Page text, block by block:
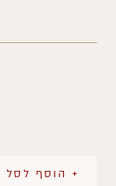
+ הוסף לסל